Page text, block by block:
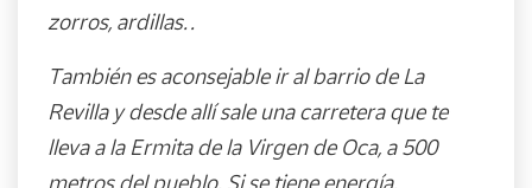
zorros, ardillas…
También es aconsejable ir al barrio de La
Revilla y desde allí sale una carretera que te
lleva a la Ermita de la Virgen de Oca, a 500
metros del pueblo. Si se tiene energía,